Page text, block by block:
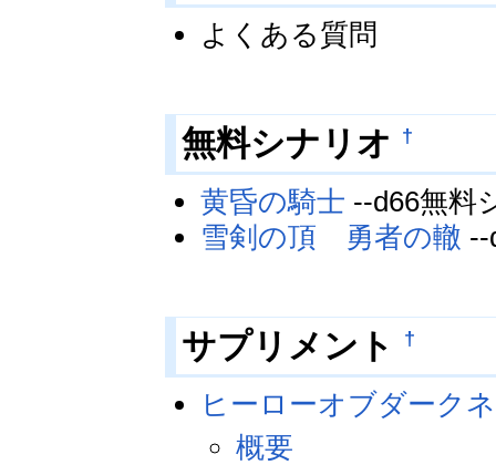
よくある質問
無料シナリオ †
黄昏の騎士 --d66無料
雪剣の頂 勇者の轍 --
サプリメント †
ヒーローオブダーク
概要